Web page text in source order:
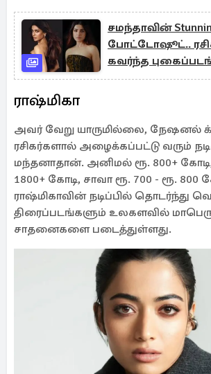
சமந்தாவின்
போட்டோஷூட்..
கவர்ந்த
ராஷ்மிகா
அவர் வேறு யாருமில்லை, நேஷனல்
ரசிகர்களால் அழைக்கப்பட்டு வரும்
மந்தனாதான். அனிமல் ரூ. 800+ கோடி,
1800+ கோடி, சாவா ரூ. 700 - ரூ. 800
ராஷ்மிகாவின் நடிப்பில் தொடர்ந்து
திரைப்படங்களும் உலகளவில்
சாதனைகளை படைத்துள்ளது.